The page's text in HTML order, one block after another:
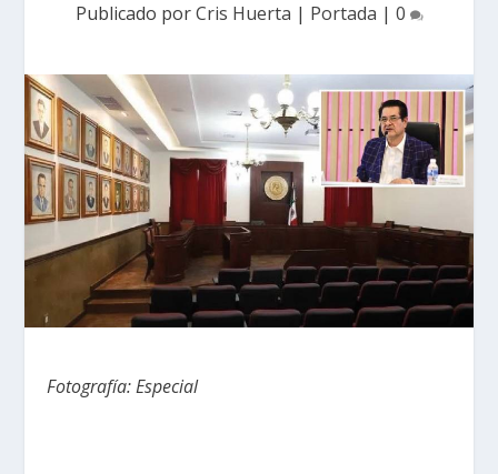
Publicado porCris Huerta | Portada | 0
Fotografía: Especial